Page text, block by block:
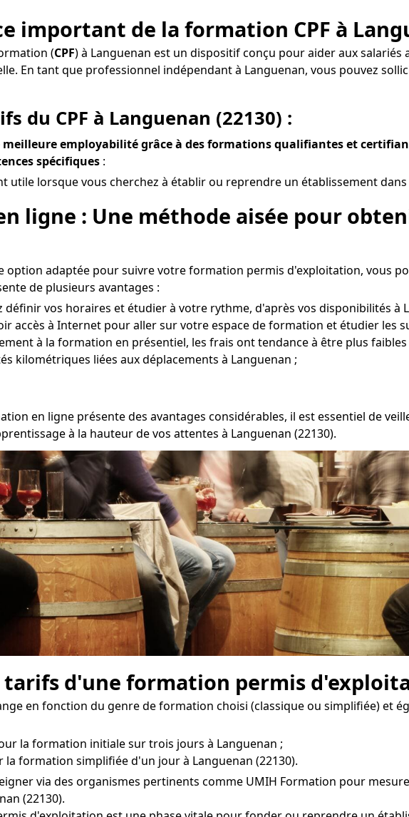
important de la formation CPF à
(CPF) à Languenan est un dispositif conçu pour aider aux
En tant que professionnel indépendant à Languenan, vous pouvez
du CPF à Languenan (22130) :
meilleure employabilité grâce à des formations qualifiantes et
spécifiques :
utile lorsque vous cherchez à établir ou reprendre un établissement
ligne : Une méthode aisée pour
option adaptée pour suivre votre formation permis d'exploitation, vous
de plusieurs avantages :
définir vos horaires et étudier à votre rythme, d'après vos disponibilités à
accès à Internet pour aller sur votre espace de formation et étudier les
à la formation en présentiel, les frais ont tendance à être plus
kilométriques liées aux déplacements à Languenan ;
en ligne présente des avantages considérables, il est essentiel de
à la hauteur de vos attentes à Languenan (22130).
tarifs d'une formation permis
en fonction du genre de formation choisi (classique ou simplifiée) et
la formation initiale sur trois jours à Languenan ;
la formation simplifiée d'un jour à Languenan (22130).
via des organismes pertinents comme UMIH Formation pour
(22130).